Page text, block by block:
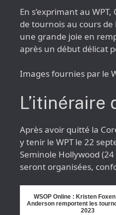
En s’exprimant au
de tournois au cours de
une grande joie en
après un début délicat
Images fournies par le
L’itinéraire
Après avoir quitté la
y tenir le WPT le 22
Seminole Hollywood
seront organisées,
WSOP Online : Kristen
Anderson remportent les
2023